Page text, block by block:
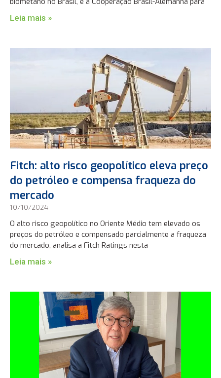
Leia mais »
Fitch: alto risco geopolítico eleva preço
do petróleo e compensa fraqueza do
mercado
10/10/2024
O alto risco geopolítico no Oriente Médio tem elevado os
preços do petróleo e compensado parcialmente a fraqueza
do mercado, analisa a Fitch Ratings nesta
Leia mais »